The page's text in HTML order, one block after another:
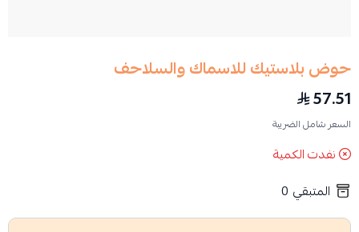
حوض بلاستيك للاسماك والسلاحف
57.51
السعر شامل الضريبة
نفدت الكمية
المتبقي 0